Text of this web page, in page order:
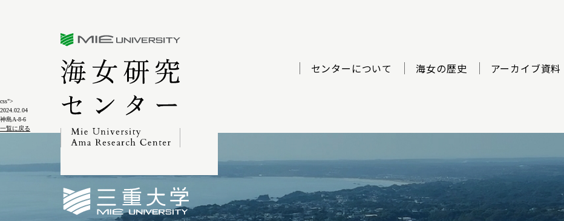
css">
センターについて 海女の歴史 アーカイブ資料
2024.02.04
神島A-8-6
一覧に戻る